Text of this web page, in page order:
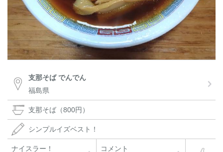
支那そば でんでん
福島県
支那そば（800円）
シンプルイズベスト！
ナイスラー！ コメント